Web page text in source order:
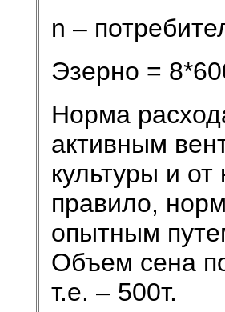
n –
Эзерно =
Норма
активным
культуры и от
правило,
опытным
Объем сена
т.е. – 500т.